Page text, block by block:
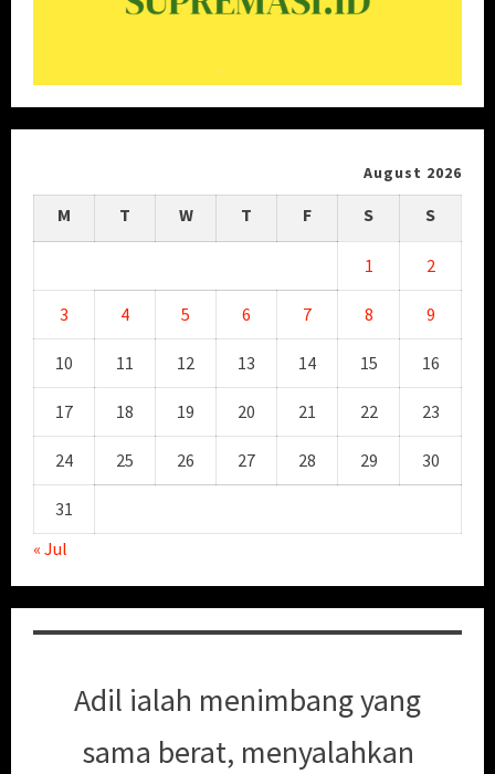
August 2026
M T W T F S S
1 2
3 4 5 6 7 8 9
10 11 12 13 14 15 16
17 18 19 20 21 22 23
24 25 26 27 28 29 30
31
« Jul
Adil ialah menimbang yang
sama berat, menyalahkan